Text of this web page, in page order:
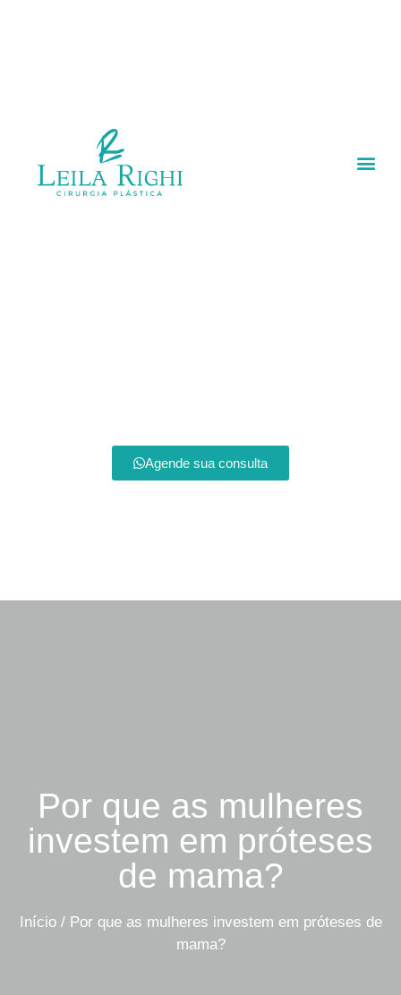
Agende sua consulta
Por que as mulheres
investem em próteses
de mama?
Início/ Por que as mulheres investem em próteses de
mama?